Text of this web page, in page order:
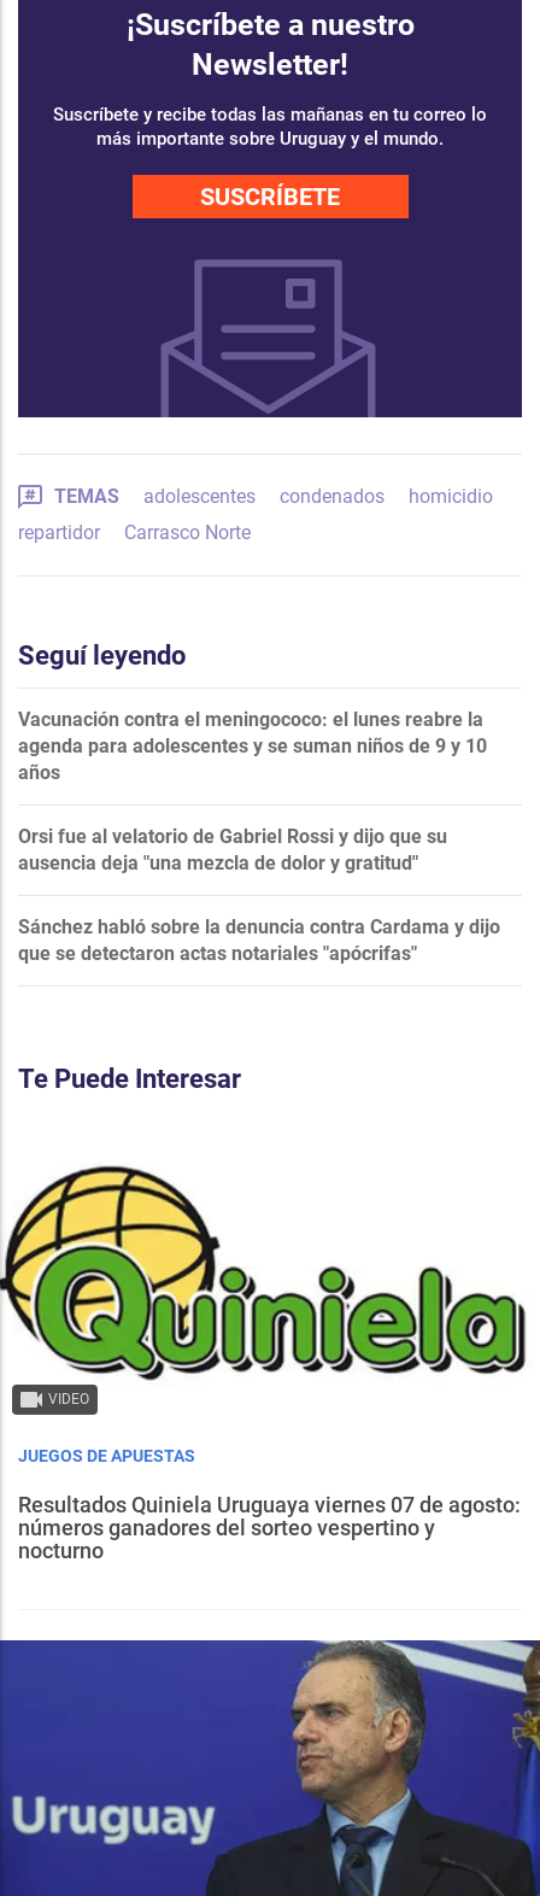
¡Suscríbete a nuestro
Newsletter!
Suscríbete y recibe todas las mañanas en tu correo lo
más importante sobre Uruguay y el mundo.
SUSCRÍBETE
TEMAS adolescentes condenados
homicidio
repartidor
Carrasco Norte
Seguí leyendo
Vacunación contra el meningococo: el lunes reabre la
agenda para adolescentes y se suman niños de 9 y 10
años
Orsi fue al velatorio de Gabriel Rossi y dijo que su
ausencia deja "una mezcla de dolor y gratitud"
Sánchez habló sobre la denuncia contra Cardama y dijo
que se detectaron actas notariales "apócrifas"
Te Puede Interesar
VIDEO
JUEGOS DE APUESTAS
Resultados Quiniela Uruguaya viernes 07 de agosto:
números ganadores del sorteo vespertino y
nocturno